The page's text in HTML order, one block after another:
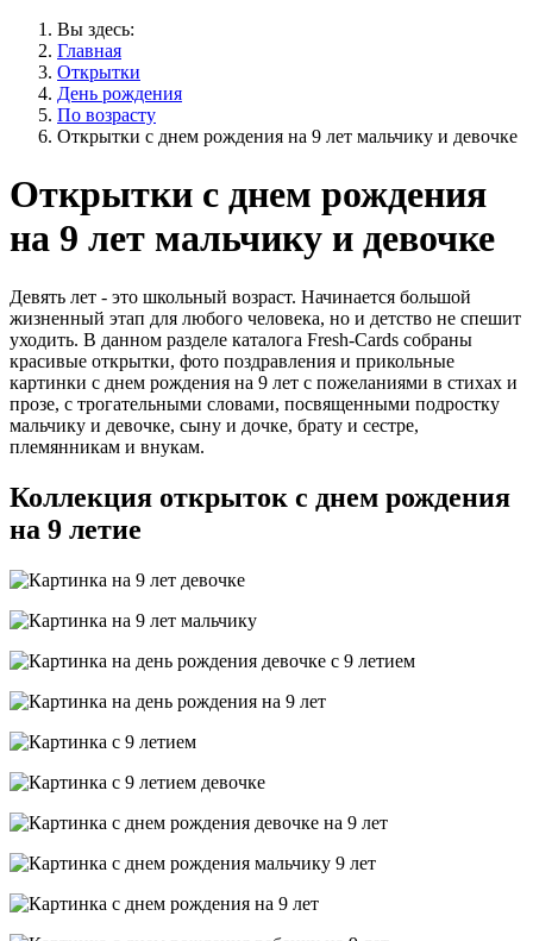
Вы здесь:
Главная
Открытки
День рождения
По возрасту
Открытки с днем рождения на 9 лет мальчику и девочке
Открытки с днем рождения
на 9 лет мальчику и девочке
Девять лет - это школьный возраст. Начинается большой
жизненный этап для любого человека, но и детство не спешит
уходить. В данном разделе каталога Fresh-Cards собраны
красивые открытки, фото поздравления и прикольные
картинки с днем рождения на 9 лет с пожеланиями в стихах и
прозе, с трогательными словами, посвященными подростку
мальчику и девочке, сыну и дочке, брату и сестре,
племянникам и внукам.
Коллекция открыток с днем рождения
на 9 летие